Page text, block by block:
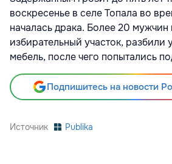
воскресенье в селе Топала во
началась драка. Более 20 мужчин
избирательный участок, разбили
мебель, после чего попытались
Подпишитесь на новости
Источник Publika